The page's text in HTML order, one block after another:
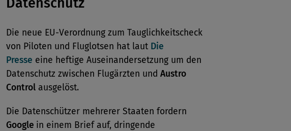
Die neue EU-Verordnung zum Tauglichkeitscheck
von Piloten und Fluglotsen hat laut Die
Presse eine heftige Auseinandersetzung um den
Datenschutz zwischen Flugärzten und Austro
Control ausgelöst.
Die Datenschützer mehrerer Staaten fordern
Google in einem Brief auf, dringende